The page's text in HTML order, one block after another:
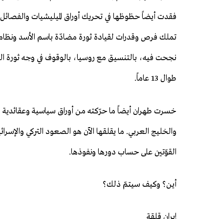
فقدت أيضاً حظوظها في تحريك أوراق الميليشيات
تملك فرص وقدرات لقيادة ثورة مضادّة باسم الأسد
نجحت فيه، بالتنسيق مع روسيا، بالوقوف في وجه
طوال 13 عاماً.
خسرت طهران أيضاً ما حرّكته من أوراق سياسية وعقائدية
والخليج العربي. ما يقلقها الآن هو الصعود التركي
القوّتين على حساب دورها ونفوذها.
أين؟ وكيف سيتمّ ذلك؟